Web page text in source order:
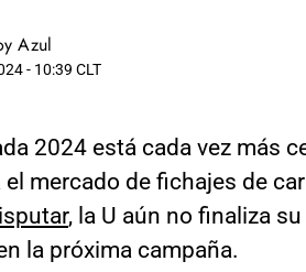
Azul
- 10:39 CLT
2024 está cada vez más
el mercado de fichajes de
, la U aún no finaliza
la próxima campaña.